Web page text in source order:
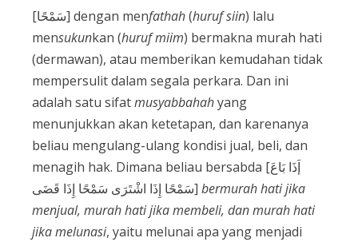
[سَمْحًا] dengan menfathah(hurufsiin) lalu
mensukunkan (hurufmiim) bermakna murah hati
(dermawan), atau memberikan kemudahan tidak
mempersulit dalam segala perkara. Dan ini
adalah satu sifatmusyabbahahyang
menunjukkan akan ketetapan, dan karenanya
beliau mengulang-ulang kondisi jual, beli, dan
menagih hak. Dimana beliau bersabda [إَذَا بَاعَ
سَمْحًا إِذَا اشْتَرَى سَمْحًا إِذَا قَضَى] bermurah hati jika
menjual, murah hati jika membeli, dan murah hati
jika melunasi, yaitu melunai apa yang menjadi